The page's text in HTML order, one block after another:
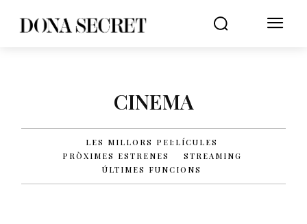
CINEMA
LES MILLORS PEL·LÍCULES
PRÒXIMES ESTRENES
STREAMING
ÚLTIMES FUNCIONS